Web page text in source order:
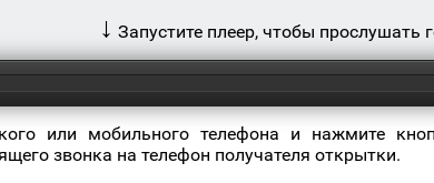
↓ Запустите плеер, чтобы прослушать
или мобильного телефона и нажмите
звонка на телефон получателя открытки.